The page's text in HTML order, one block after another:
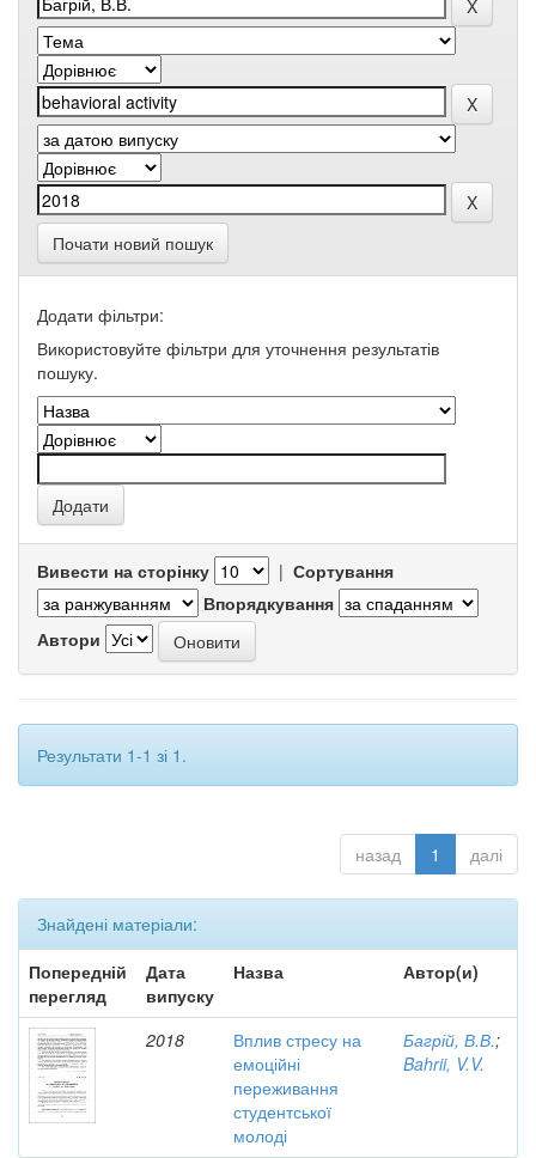
Почати новий пошук
Додати фільтри:
Використовуйте фільтри для уточнення результатів
пошуку.
Вивести на сторінку | Сортування
Впорядкування
Автори
Результати 1-1 зі 1.
назад 1 далі
Знайдені матеріали:
Попередній
перегляд
Дата
випуску
Назва Автор(и)
2018
Вплив стресу на
емоційні
переживання
студентської
молоді
Багрій, В.В.;
Bahrii, V.V.